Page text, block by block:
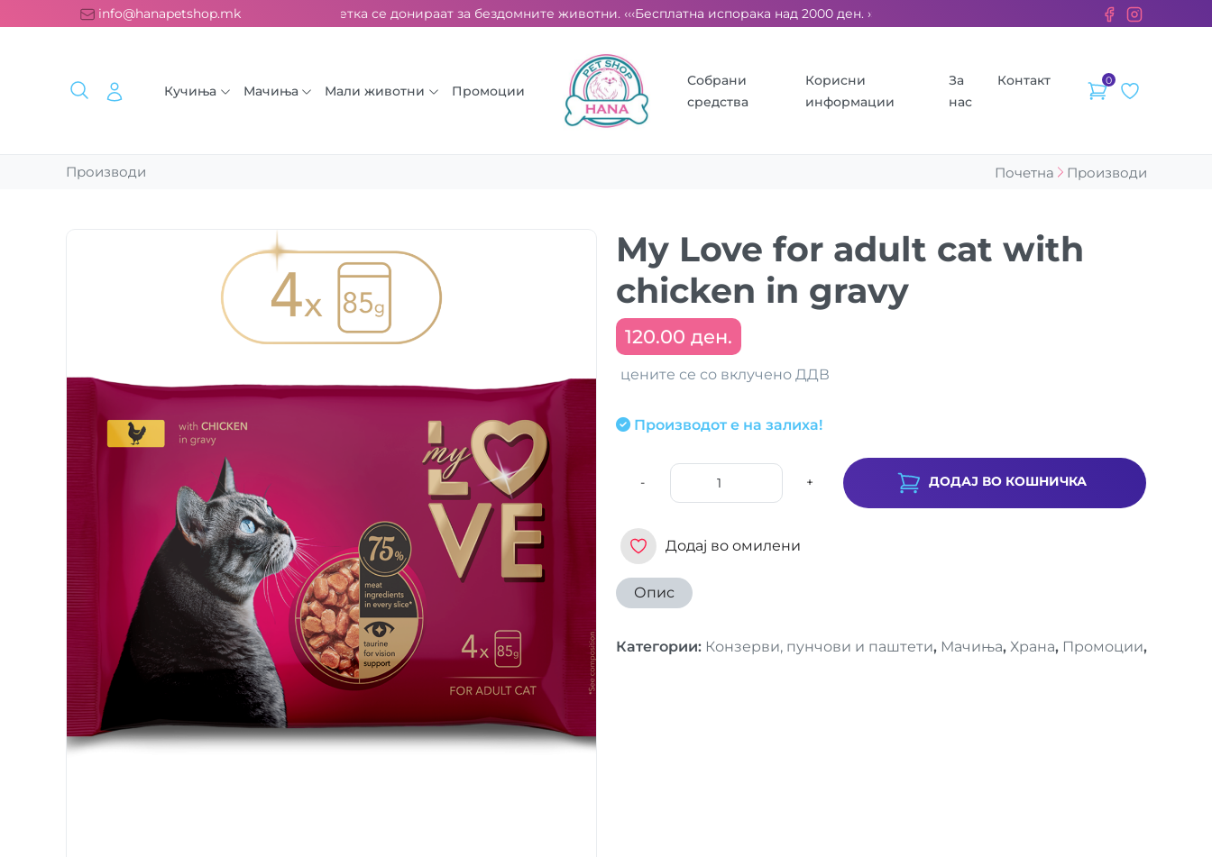
info@hanapetshop.mk
испорака над 2000 ден. ››› 2% од секоја сметка се донираат за бездомните животни. ‹‹‹ Бесплатна испорака над 2000 ден. ››› 2% од секоја сметка се донираат за бездомните
Кучиња Мачиња Мали животни Промоции
Собрани
средства
Корисни
информации
За
нас
Контакт 0
Производи Почетна Производи
My Love for adult cat with
chicken in gravy
120.00 ден.
цените се со вклучено ДДВ
Производот е на залиха!
- + ДОДАЈ ВО КОШНИЧКА
Додај во омилени
Опис
Категории: Конзерви, пунчови и паштети, Мачиња, Храна, Промоции,